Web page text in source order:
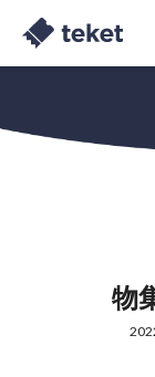
物